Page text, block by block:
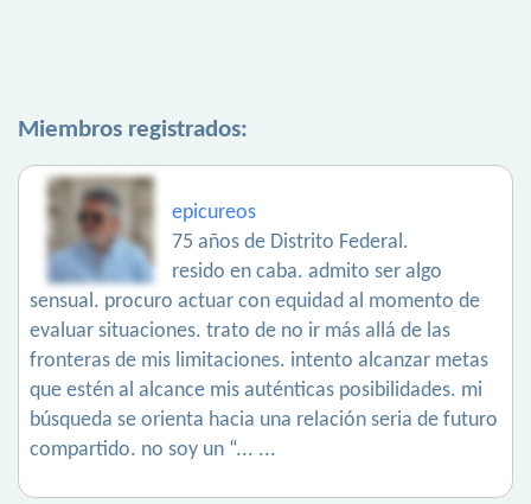
Miembros registrados:
epicureos
75 años de Distrito Federal.
resido en caba. admito ser algo
sensual. procuro actuar con equidad al momento de
evaluar situaciones. trato de no ir más allá de las
fronteras de mis limitaciones. intento alcanzar metas
que estén al alcance mis auténticas posibilidades. mi
búsqueda se orienta hacia una relación seria de futuro
compartido. no soy un “... ...